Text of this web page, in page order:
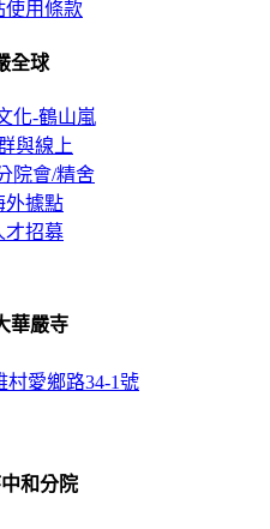
使用條款
全球
化-鶴山嵐
與線上
院會/精舍
外據點
才招募
華嚴寺
村愛鄉路34-1號
和分院